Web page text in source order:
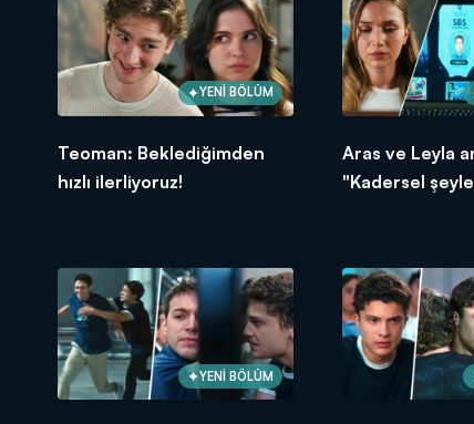
YENİ BÖLÜM
Teoman: Beklediğimden
hızlı ilerliyoruz!
Aras ve Leyla
"Kadersel
YENİ BÖLÜM